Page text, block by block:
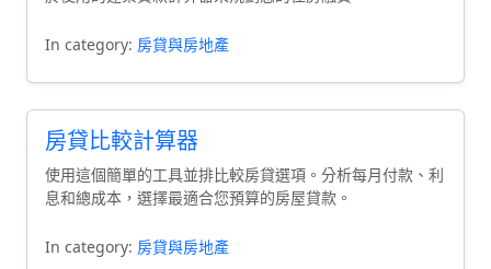
In category: 房貸與房地產
房貸比較計算器
使用這個簡單的工具並排比較房貸選項。分析每月付款、利
息和總成本，選擇最適合您預算的房屋貸款。
In category: 房貸與房地產